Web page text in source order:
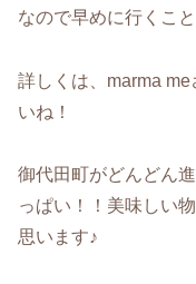
なので早めに行くこ
詳しくは、marma me
いね！
御代田町がどんどん
っぱい！！美味しい
思います♪